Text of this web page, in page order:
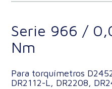
Serie 966 /
Nm
Para torquímetros
DR2112-L, DR2208,